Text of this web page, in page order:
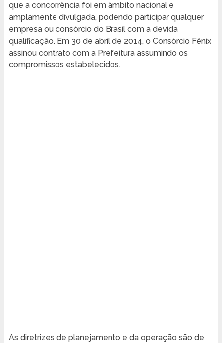
que a concorrência foi em âmbito nacional e
amplamente divulgada, podendo participar qualquer
empresa ou consórcio do Brasil com a devida
qualificação. Em 30 de abril de 2014, o Consórcio Fênix
assinou contrato com a Prefeitura assumindo os
compromissos estabelecidos.
As diretrizes de planejamento e da operação são de